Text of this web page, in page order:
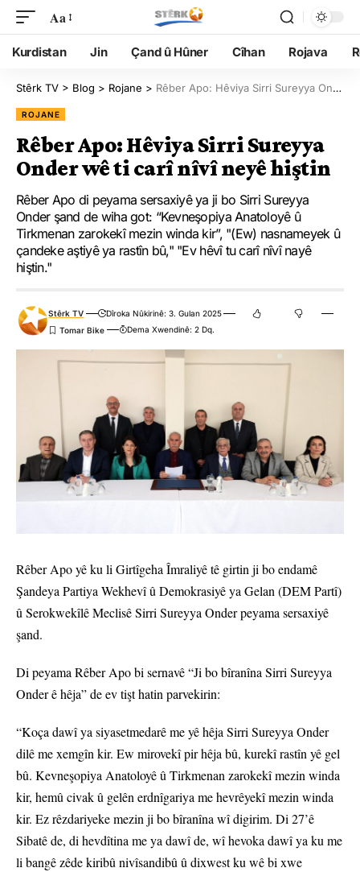
Aa
Kurdistan Jin Çand û Hûner Cîhan Rojava
Stêrk TV > Blog > Rojane > Rêber Apo: Hêviya Sirri Sureyya Onder wê ti carî nîvî neyê hiştin
ROJANE
Rêber Apo: Hêviya Sirri Sureyya
Onder wê ti carî nîvî neyê hiştin
Rêber Apo di peyama sersaxiyê ya ji bo Sirri Sureyya
Onder şand de wiha got: “Kevneşopiya Anatoloyê û
Tirkmenan zarokekî mezin winda kir”, "(Ew) nasnameyek û
çandeke aştiyê ya rastîn bû," "Ev hêvî tu carî nîvî nayê
hiştin."
Stêrk TV
Dîroka Nûkirinê: 3. Gulan 2025
Dema Xwendinê: 2 Dq.
Rêber Apo yê ku li Girtîgeha Îmraliyê tê girtin ji bo endamê
Şandeya Partiya Wekhevî û Demokrasiyê ya Gelan (DEM Partî)
û Serokwekîlê Meclisê Sirri Sureyya Onder peyama sersaxiyê
şand.
Di peyama Rêber Apo bi sernavê “Ji bo bîranîna Sirri Sureyya
Onder ê hêja” de ev tişt hatin parvekirin:
“Koça dawî ya siyasetmedarê me yê hêja Sirri Sureyya Onder
dilê me xemgîn kir. Ew mirovekî pir hêja bû, kurekî rastîn yê gel
bû. Kevneşopiya Anatoloyê û Tirkmenan zarokekî mezin winda
kir, hemû civak û gelên erdnîgariya me hevrêyekî mezin winda
kir. Ez rêzdariyeke mezin ji bo bîranîna wî digirim. Di 27’ê
Sibatê de, di hevdîtina me ya dawî de, wî hevoka dawî ya ku me
li bangê zêde kiribû nivîsandibû û dixwest ku wê bi xwe